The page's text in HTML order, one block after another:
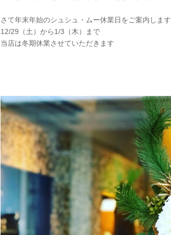
さて年末年始のシュシュ・ムー休業日をご案内します
12/29（土）から1/3（木）まで
当店は冬期休業させていただきます